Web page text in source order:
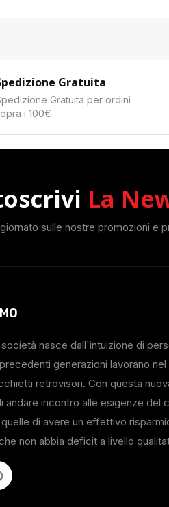
Gratuita
Gratuita per ordini
i 100€
La
sulle nostre promozioni e
nasce dall`intuizione di
generazioni lavorano
retrovisori. Con questa
andare incontro alle esigenze del
di avere un effettivo
non abbia deficit a livello
Youtube